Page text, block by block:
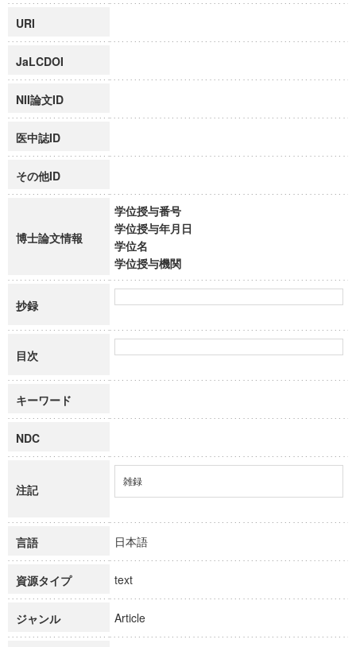
URI
JaLCDOI
NII論文ID
医中誌ID
その他ID
博士論文情報
学位授与番号
学位授与年月日
学位名
学位授与機関
抄録
目次
キーワード
NDC
注記
雑録
言語 日本語
資源タイプ text
ジャンル Article